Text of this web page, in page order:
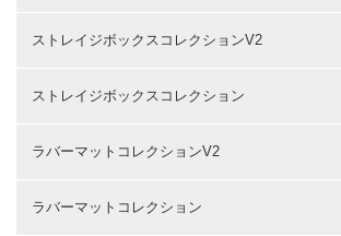
ストレイジボックスコレクションV2
ストレイジボックスコレクション
ラバーマットコレクションV2
ラバーマットコレクション